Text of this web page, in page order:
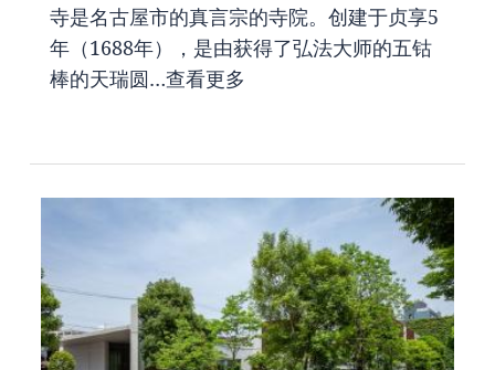
寺是名古屋市的真言宗的寺院。创建于贞享5
年（1688年），是由获得了弘法大师的五钴
棒的天瑞圆…查看更多